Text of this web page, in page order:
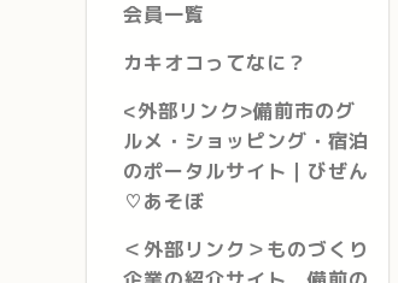
会員一覧
カキオコってなに？
<外部リンク>備前市のグ
ルメ・ショッピング・宿泊
のポータルサイト｜びぜん
♡あそぼ
＜外部リンク＞ものづくり